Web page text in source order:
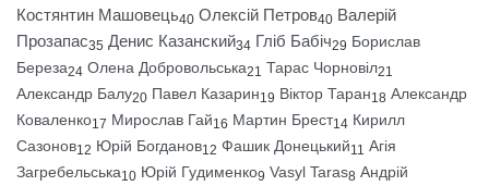
Костянтин Машовець40 Олексій Петров40 Валерій
Прозапас35 Денис Казанский34 Гліб Бабіч29 Борислав
Береза24 Олена Добровольська21 Тарас Чорновіл21
Александр Балу20 Павел Казарин19 Віктор Таран18 Александр
Коваленко17 Мирослав Гай16 Мартин Брест14 Кирилл
Сазонов12 Юрій Богданов12 Фашик Донецький11 Агія
Загребельська10 Юрій Гудименко9 Vasyl Taras8 Андрій